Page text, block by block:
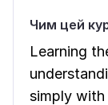
Чим цей
Learning
simply with